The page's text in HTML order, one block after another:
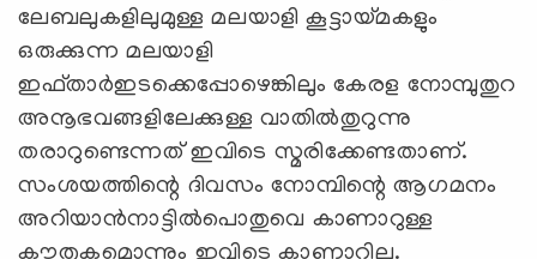
ലേബലുകളിലുമുള്ള മലയാളി കൂട്ടായ്മകളും
ഒരുക്കുന്ന മലയാളി
ഇഫ്താര്‍ഇടക്കെപ്പോഴെങ്കിലും കേരള നോമ്പുതുറ
അനൂഭവങ്ങളിലേക്കുള്ള വാതില്‍തുറുന്നു
തരാറുണ്ടെന്നത് ഇവിടെ സ്മരിക്കേണ്ടതാണ്.
സംശയത്തിന്റെ ദിവസം നോമ്പിന്റെ ആഗമനം
അറിയാന്‍നാട്ടില്‍പൊതുവെ കാണാറുള്ള